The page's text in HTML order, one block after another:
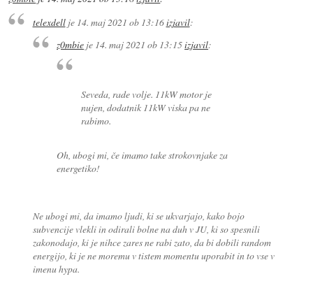
telexdellje 14. maj 2021 ob 13:16izjavil:
z0mbie je 14. maj 2021 ob 13:15izjavil:
Seveda, rade volje. 11kW motor je
nujen, dodatnik 11kW viska pa ne
rabimo.
Oh, ubogi mi, če imamo take strokovnjake za
energetiko!
Ne ubogi mi, da imamo ljudi, ki se ukvarjajo, kako bojo
subvencije vlekli in odirali bolne na duh v JU, ki so spesnili
zakonodajo, ki je nihce zares ne rabi zato, da bi dobili random
energijo, ki je ne moremu v tistem momentu uporabit in to vse v
imenu hypa.